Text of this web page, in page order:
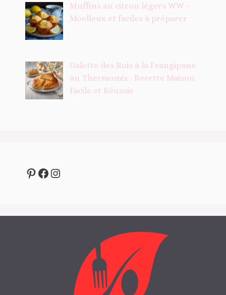
Muffins au citron légers WW –
Moelleux et faciles à préparer
Galette des Rois à la Frangipane
au Thermomix : Recette Maison
Facile et Réussie
Pinterest
Facebook
Instagram